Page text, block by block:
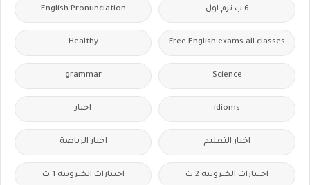
6 ب ترم اول English Pronunciation
Free.English.exams.all.classes
Healthy
Science
grammar
idioms اخبار
اخبار التعليم اخبار الرياضة
اختبارات الكترونية 2 ث اختبارات الكترونيه 1 ث